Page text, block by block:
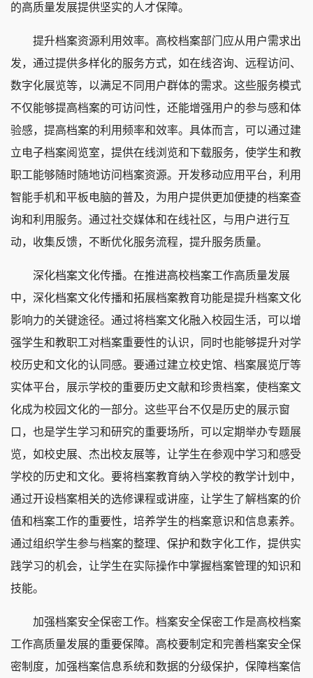
的高质量发展提供坚实的人才保障。
提升档案资源利用效率。高校档案部门应从用户需求出
发，通过提供多样化的服务方式，如在线咨询、远程访问、
数字化展览等，以满足不同用户群体的需求。这些服务模式
不仅能够提高档案的可访问性，还能增强用户的参与感和体
验感，提高档案的利用频率和效率。具体而言，可以通过建
立电子档案阅览室，提供在线浏览和下载服务，使学生和教
职工能够随时随地访问档案资源。开发移动应用平台，利用
智能手机和平板电脑的普及，为用户提供更加便捷的档案查
询和利用服务。通过社交媒体和在线社区，与用户进行互
动，收集反馈，不断优化服务流程，提升服务质量。
深化档案文化传播。在推进高校档案工作高质量发展
中，深化档案文化传播和拓展档案教育功能是提升档案文化
影响力的关键途径。通过将档案文化融入校园生活，可以增
强学生和教职工对档案重要性的认识，同时也能够提升对学
校历史和文化的认同感。要通过建立校史馆、档案展览厅等
实体平台，展示学校的重要历史文献和珍贵档案，使档案文
化成为校园文化的一部分。这些平台不仅是历史的展示窗
口，也是学生学习和研究的重要场所，可以定期举办专题展
览，如校史展、杰出校友展等，让学生在参观中学习和感受
学校的历史和文化。要将档案教育纳入学校的教学计划中，
通过开设档案相关的选修课程或讲座，让学生了解档案的价
值和档案工作的重要性，培养学生的档案意识和信息素养。
通过组织学生参与档案的整理、保护和数字化工作，提供实
践学习的机会，让学生在实际操作中掌握档案管理的知识和
技能。
加强档案安全保密工作。档案安全保密工作是高校档案
工作高质量发展的重要保障。高校要制定和完善档案安全保
密制度，加强档案信息系统和数据的分级保护，保障档案信